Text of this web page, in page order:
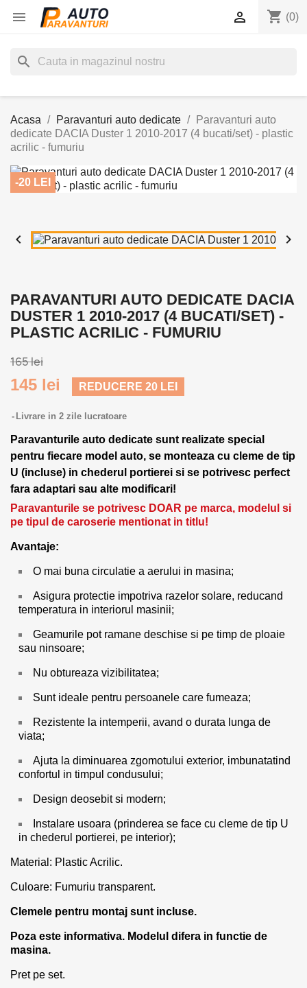
 shopping_cart (0)

search
Acasa Paravanturi auto dedicate
Paravanturi auto
dedicate DACIA Duster 1 2010-2017 (4 bucati/set) - plastic
acrilic - fumuriu
-20 LEI
 
PARAVANTURI AUTO DEDICATE DACIA
DUSTER 1 2010-2017 (4 BUCATI/SET) -
PLASTIC ACRILIC - FUMURIU
165 lei
145 lei REDUCERE 20 LEI
Livrare in 2 zile lucratoare
Paravanturile auto dedicate sunt realizate special
pentru fiecare model auto, se monteaza cu cleme de tip
U (incluse) in chederul portierei si se potrivesc perfect
fara adaptari sau alte modificari!
Paravanturile se potrivesc DOAR pe marca, modelul si
pe tipul de caroserie mentionat in titlu!
Avantaje:
O mai buna circulatie a aerului in masina;
Asigura protectie impotriva razelor solare, reducand
temperatura in interiorul masinii;
Geamurile pot ramane deschise si pe timp de ploaie
sau ninsoare;
Nu obtureaza vizibilitatea;
Sunt ideale pentru persoanele care fumeaza;
Rezistente la intemperii, avand o durata lunga de
viata;
Ajuta la diminuarea zgomotului exterior, imbunatatind
confortul in timpul condusului;
Design deosebit si modern;
Instalare usoara (prinderea se face cu cleme de tip U
in chederul portierei, pe interior);
Material: Plastic Acrilic.
Culoare: Fumuriu transparent.
Clemele pentru montaj sunt incluse.
Poza este informativa. Modelul difera in functie de
masina.
Pret pe set.